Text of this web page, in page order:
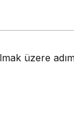
üzere